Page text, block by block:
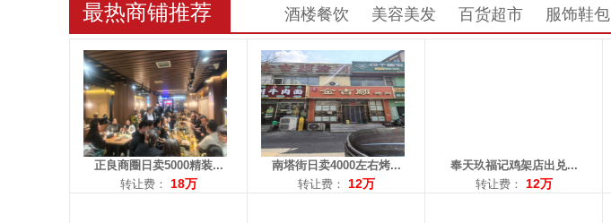
最热商铺推荐 酒楼餐饮 美容美发 百货超市 服饰鞋包
正良商圈日卖5000精装...
转让费：
18万
南塔街日卖4000左右烤...
转让费：
12万
奉天玖福记鸡架店出兑...
转让费：
12万
区域： 津桥
面积：120平米
转让费：面议
电话：13470366684
区域： 沈辽路
面积：90平米
转让费：13.5万
电话：13998352266